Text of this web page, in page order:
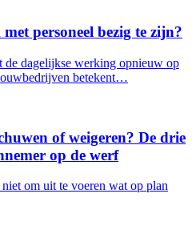
personeel bezig te zijn?
de dagelijkse werking opnieuw op
betekent…
of weigeren? De drie
op de werf
om uit te voeren wat op plan